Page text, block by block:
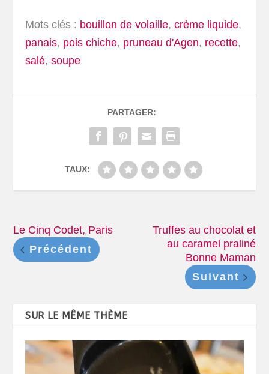
Mots clés : bouillon de volaille,crème liquide,
panais, pois chiche, pruneau d'Agen, recette,
salé,soupe
PARTAGER:
TAUX:
Le Cinq Codet, Paris
Précédent
Truffes au chocolat et
au caramel praliné
Bonne Maman
Suivant
SUR LE MÊME THÈME